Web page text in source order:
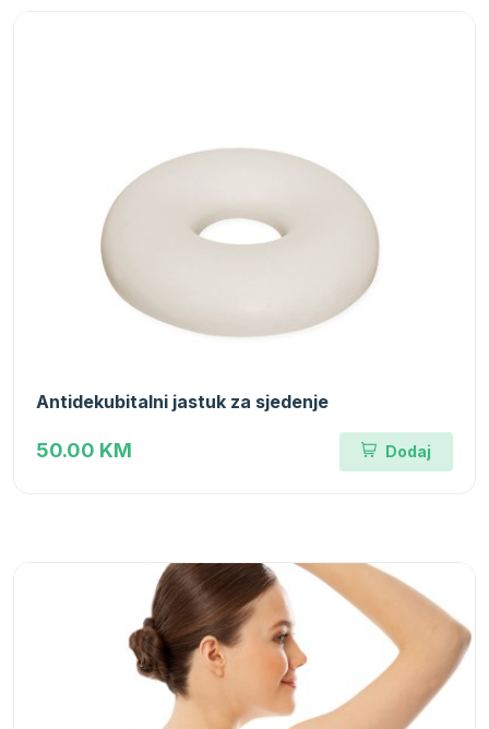
Antidekubitalni jastuk za sjedenje
50.00 KM Dodaj